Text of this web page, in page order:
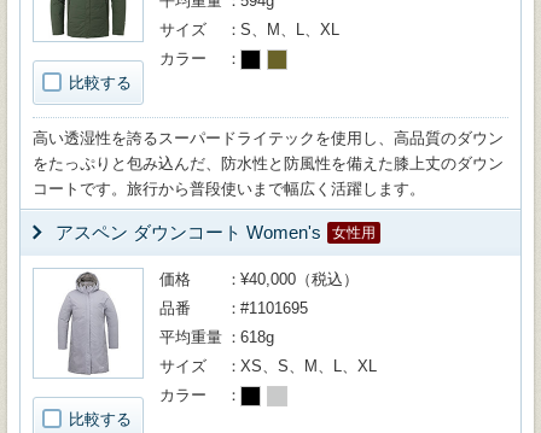
比較する
サイズ
S、M、L、XL
カラー
高い透湿性を誇るスーパードライテックを使用し、高品質のダウン
をたっぷりと包み込んだ、防水性と防風性を備えた膝上丈のダウン
コートです。旅行から普段使いまで幅広く活躍します。
アスペン ダウンコート Women's 女性用
比較する
価格
¥40,000（税込）
品番
#1101695
平均重量
618g
サイズ
XS、S、M、L、XL
カラー